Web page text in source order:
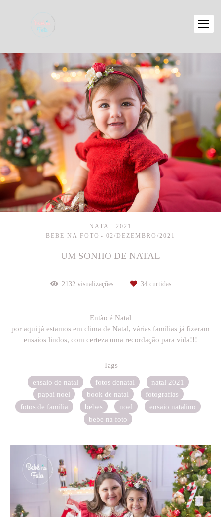
NATAL 2021
BEBE NA FOTO
02/DEZEMBRO/2021
UM SONHO DE NATAL
2132 visualizações 34curtidas
Então é Natal
por aqui já estamos em clima de Natal, várias famílias já fizeram
ensaios lindos, com certeza uma recordação para vida!!!
Tags
ensaio de natal
fotos denatal
natal 2021
papai noel
book de natal
fotografias
fotos de família
bebes noel
ensaio natalino
bebe na foto